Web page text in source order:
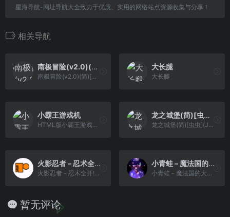
星海导航-网址导航大全致力于优质、实用的网络站点资源收集与分享！
相关导航
南极冒险(v2.0)(简)[九班](JP)[ACT](0.18Mb)
南极冒险(v2.0)(简)[九班](JP)[ACT](0.18Mb)
大长腿
大长腿
小霸王游戏机
HTML版小霸王游戏机，一代人的回忆
龙之城堡(简)[虫虫](JP)[ACT](1Mb)
龙之城堡(简)[虫虫](JP)[ACT](1Mb)
火影忍者 – 忍术全开!最强忍者大集合[漫游](简)(JP)(64Mb)
火影忍者 - 忍术全开!最强忍者大集合[漫游](简)(JP)(64Mb)
小青蛙 – 魔法国的大冒险[Aic](简)(JP)(64.71Mb)
小青蛙 - 魔法国的大冒险[Aic](简)(JP)(64.71Mb)
暂无评论